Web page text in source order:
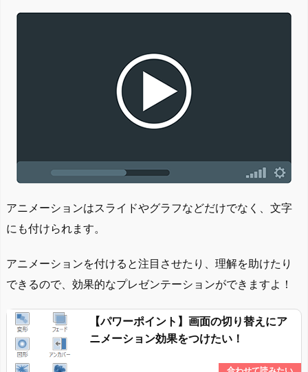
アニメーションはスライドやグラフなどだけでなく、文字
にも付けられます。
アニメーションを付けると注目させたり、理解を助けたり
できるので、効果的なプレゼンテーションができますよ！
【パワーポイント】画面の切り替えにア
ニメーション効果をつけたい！